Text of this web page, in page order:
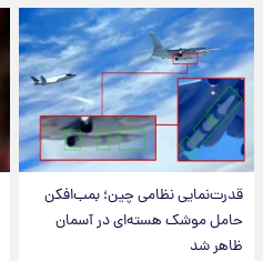
قدرت‌نمایی نظامی چین؛ بمب‌افکن
حامل موشک هسته‌ای در آسمان
ظاهر شد